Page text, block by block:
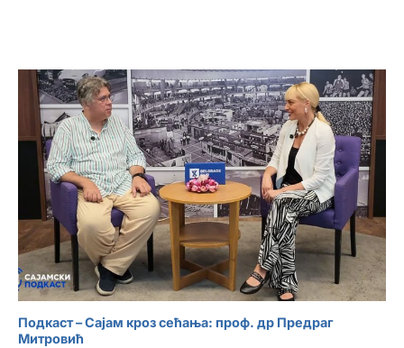
Подкаст – Сајам кроз сећања: проф. др Предраг
Митровић